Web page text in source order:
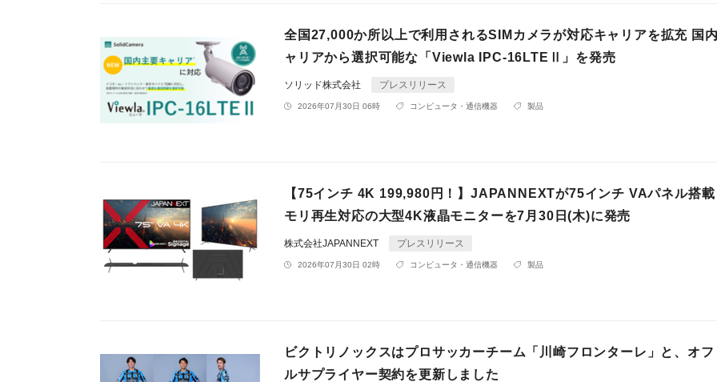
全国27,000か所以上で利用されるSIMカメラが対応キャリアを拡充 国
ャリアから選択可能な「Viewla IPC-16LTEⅡ」を発売
ソリッド株式会社 プレスリリース
2026年07月30日 06時 コンピュータ・通信機器 製品
【75インチ 4K 199,980円！】JAPANNEXTが75インチ VAパネル搭
モリ再生対応の大型4K液晶モニターを7月30日(木)に発売
株式会社JAPANNEXT プレスリリース
2026年07月30日 02時 コンピュータ・通信機器 製品
ビクトリノックスはプロサッカーチーム「川崎フロンターレ」と、オフ
ルサプライヤー契約を更新しました